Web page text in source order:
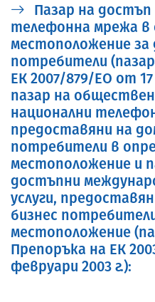
Пазар на
телефонна мрежа в
местоположение за
потребители
ЕК 2007/879/ЕО от 17
пазар на
национални
предоставяни на
потребители в
местоположение и
достъпни
услуги,
бизнес
местоположение
Препоръка на ЕК
февруари 2003 г.):